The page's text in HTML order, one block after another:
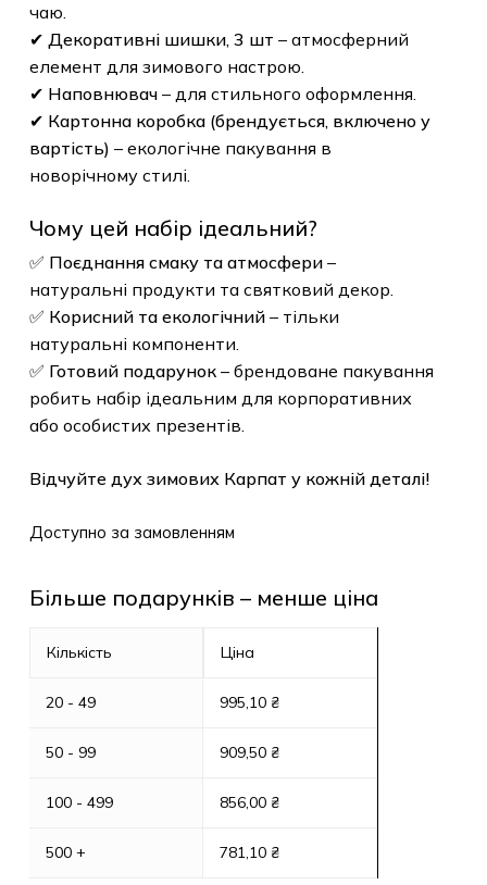
чаю.
✔ Декоративні шишки, 3 шт – атмосферний
елемент для зимового настрою.
✔ Наповнювач– для стильного оформлення.
✔ Картонна коробка (брендується, включено у
вартість) – екологічне пакування в
новорічному стилі.
Чому цей набір ідеальний?
✅ Поєднання смаку та атмосфери–
натуральні продукти та святковий декор.
✅ Корисний та екологічний– тільки
натуральні компоненти.
✅ Готовий подарунок– брендоване пакування
робить набір ідеальним для корпоративних
або особистих презентів.
Відчуйте дух зимових Карпат у кожній деталі!
Доступно за замовленням
Більше подарунків – менше ціна
Кількість
20 - 49
50 - 99
100 - 499
500 +
Ціна
995,10 ₴
909,50 ₴
856,00 ₴
781,10 ₴